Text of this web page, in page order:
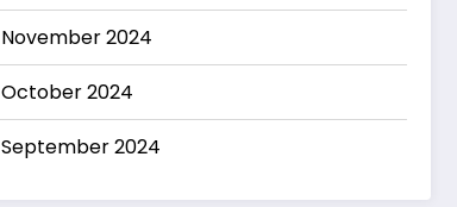
November 2024
October 2024
September 2024